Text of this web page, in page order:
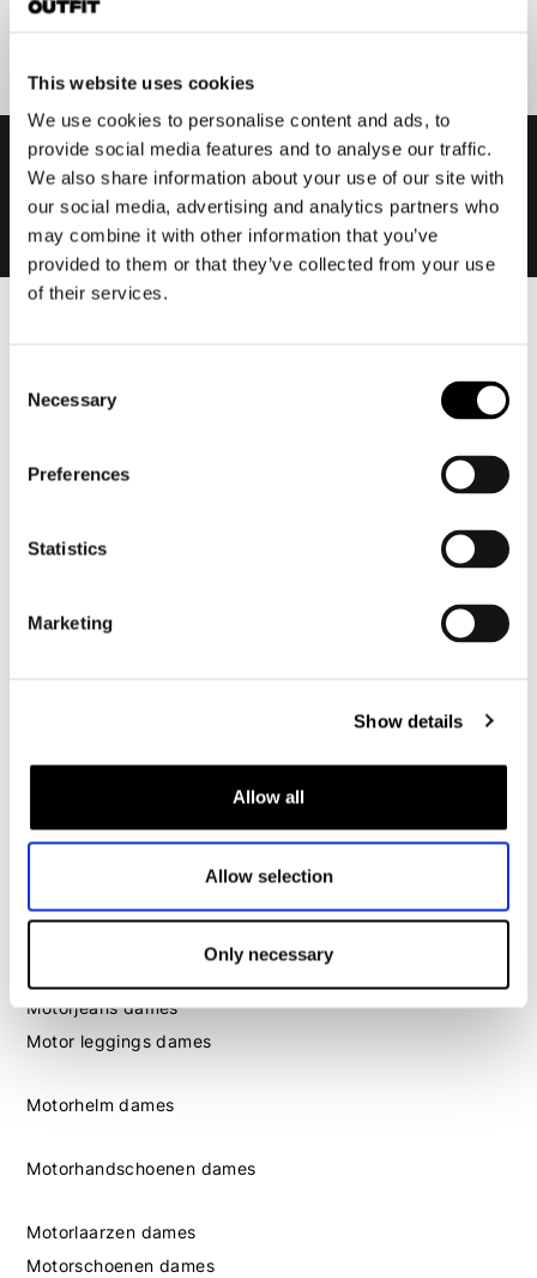
This website uses cookies
We use cookies to personalise content and ads, to
provide social media features and to analyse our traffic.
We also share information about your use of our site with
our social media, advertising and analytics partners who
may combine it with other information that you’ve
provided to them or that they’ve collected from your use
of their services.
Selection
Necessary
Preferences
Statistics
Marketing
Show details
Allow all
Allow selection
Only necessary
Motorjas heren
Motorpak heren
Motorhoodie heren
Motorschoenen heren
Dames
Motorjas dames
Motorjeans dames
Motor leggings dames
Motorhelm dames
Motorhandschoenen dames
Motorlaarzen dames
Motorschoenen dames